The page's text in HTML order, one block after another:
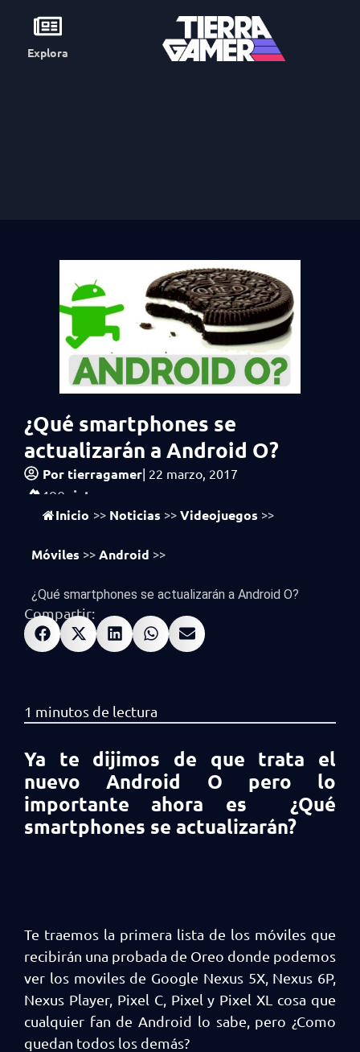
Explora
¿Qué smartphones se
actualizarán a Android O?
Por tierragamer| 22 marzo, 2017
490 vistas
Inicio >> Noticias >> Videojuegos >>
Móviles >> Android >>
¿Qué smartphones se actualizarán a Android O?
Compartir:
Ya te dijimos de que trata el
nuevo Android O pero lo
importante ahora es ¿Qué
smartphones se actualizarán?
Te traemos la primera lista de los móviles que
recibirán una probada de Oreo donde podemos
ver los moviles de Google Nexus 5X, Nexus 6P,
Nexus Player, Pixel C, Pixel y Pixel XL cosa que
cualquier fan de Android lo sabe, pero ¿Como
quedan todos los demás?